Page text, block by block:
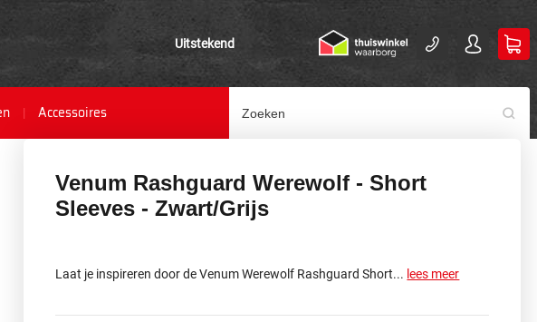
Uitstekend
Accessoires
Venum Rashguard Werewolf - Short
Sleeves - Zwart/Grijs
Laat je inspireren door de Venum Werewolf Rashguard Short... lees meer